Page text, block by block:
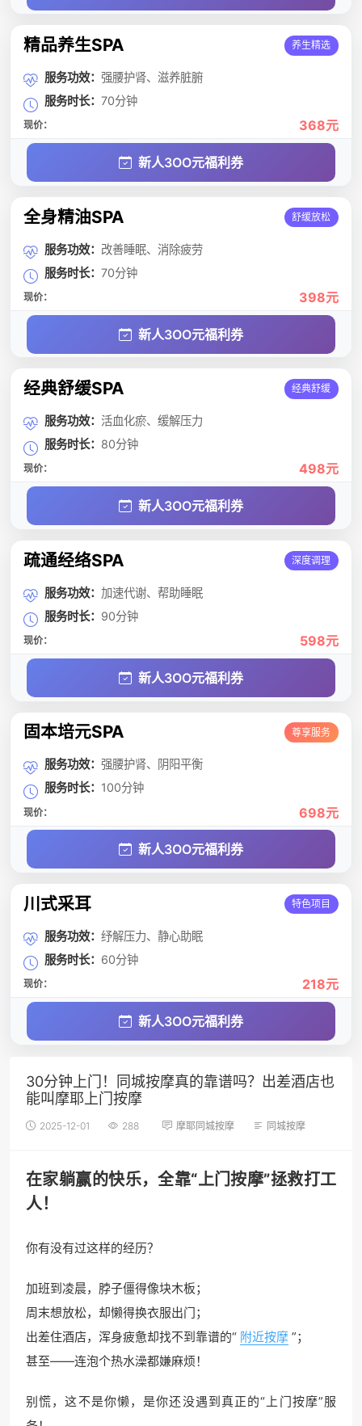
精品养生SPA 养生精选
服务功效： 强腰护肾、滋养脏腑
服务时长： 70分钟
现价： 368元
新人3OO元福利券
全身精油SPA 舒缓放松
服务功效： 改善睡眠、消除疲劳
服务时长： 70分钟
现价： 398元
新人3OO元福利券
经典舒缓SPA 经典舒缓
服务功效： 活血化瘀、缓解压力
服务时长： 80分钟
现价： 498元
新人3OO元福利券
疏通经络SPA 深度调理
服务功效： 加速代谢、帮助睡眠
服务时长： 90分钟
现价： 598元
新人3OO元福利券
固本培元SPA 尊享服务
服务功效： 强腰护肾、阴阳平衡
服务时长： 100分钟
现价： 698元
新人3OO元福利券
川式采耳 特色项目
服务功效： 纾解压力、静心助眠
服务时长： 60分钟
现价： 218元
新人3OO元福利券
30分钟上门！同城按摩真的靠谱吗？出差酒店也
能叫摩耶上门按摩
2025-12-01 288 摩耶同城按摩 同城按摩
在家躺赢的快乐，全靠“上门按摩”拯救打工
人！
你有没有过这样的经历？
加班到凌晨，脖子僵得像块木板；
周末想放松，却懒得换衣服出门；
出差住酒店，浑身疲惫却找不到靠谱的“ 附近按摩 ”；
甚至——连泡个热水澡都嫌麻烦！
别慌，这不是你懒，是你还没遇到真正的“上门按摩”服